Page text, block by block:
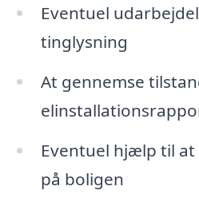
Eventuel
tinglysning
At gennemse
Eventuel hjælp til
på boligen